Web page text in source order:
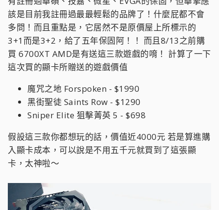
該是目前我註冊過最最輕鬆的品牌了！什麼屁都不會
多問！而且重點是，它居然不是原價屋上所標示的
3+1而是3+2，給了五年保固阿！！ 而且8/13之前購
買 6700XT AMD是有送這三款遊戲的唷！ 計算了一下
這次買的顯卡所贈送的遊戲價值
魔咒之地 Forspoken - $1990
黑街聖徒 Saints Row - $1290
Sniper Elite 狙擊菁英 5 - $698
假設這三款你都想玩的話，價值近4000元 若是算進購
入顯卡成本，可以說是不用五千元就買到了這張顯
卡，太神啦～